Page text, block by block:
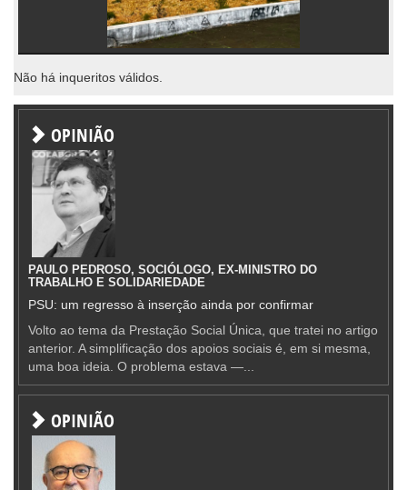
Não há inqueritos válidos.
OPINIÃO
PAULO PEDROSO, SOCIÓLOGO, EX-MINISTRO DO
TRABALHO E SOLIDARIEDADE
PSU: um regresso à inserção ainda por confirmar
Volto ao tema da Prestação Social Única, que tratei no artigo
anterior. A simplificação dos apoios sociais é, em si mesma,
uma boa ideia. O problema estava —...
OPINIÃO